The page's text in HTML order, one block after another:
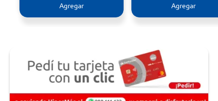
Agregar Agregar